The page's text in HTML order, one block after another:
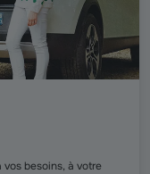
besoins, à votre